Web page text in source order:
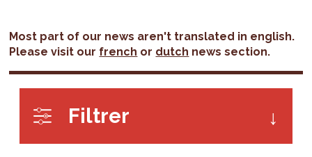
Most part of our news aren't translated in english.
Please visit our french or dutch news section.
Filtrer